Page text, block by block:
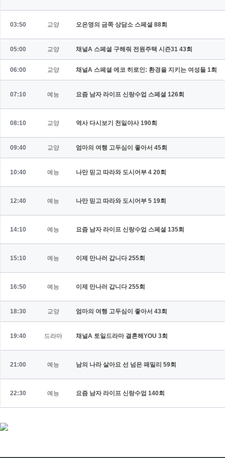
03:50 교양 오은영의 금쪽 상담소 스페셜 88회
05:00 교양 채널A 스페셜 구해줘 전원주택 시즌31 43회
06:00 교양 채널A 스페셜 에코 히로인: 환경을 지키는 여성들 1회
07:10 예능 요즘 남자 라이프 신랑수업 스페셜 126회
08:10 교양 역사 다시보기 천일야사190회
09:40 교양 엄마의 여행 고두심이 좋아서 45회
10:40 예능 나만 믿고 따라와 도시어부 4 20회
12:40 예능 나만 믿고 따라와 도시어부 5 19회
14:10 예능 요즘 남자 라이프 신랑수업 스페셜 135회
15:10 예능 이제 만나러 갑니다255회
16:50 예능 이제 만나러 갑니다255회
18:30 교양 엄마의 여행 고두심이 좋아서 43회
19:40 드라마 채널A 토일드라마 결혼해YOU 3회
21:00 예능 남의 나라 살아요 선 넘은 패밀리 59회
22:30 예능 요즘 남자 라이프 신랑수업 140회